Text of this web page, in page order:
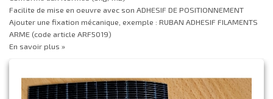
Facilite de mise en oeuvre avec son ADHESIF DE POSITIONNEMENT
Ajouter une fixation mécanique, exemple : RUBAN ADHESIF FILAMENTS
ARME (code article ARF5019)
En savoir plus »